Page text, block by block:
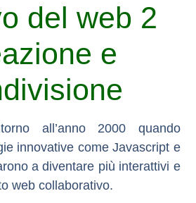
del web 2
e
all’anno 2000 quando
innovative come Javascript e
a diventare più interattivi e
web collaborativo.